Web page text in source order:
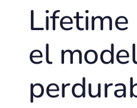
Lifetime
el